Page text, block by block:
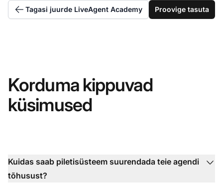
Tagasi juurde LiveAgent Academy Proovige tasuta
Korduma kippuvad
küsimused
Kuidas saab piletisüsteem suurendada teie agendi
tõhusust?